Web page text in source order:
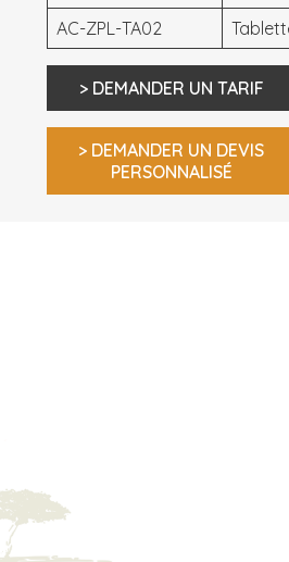
AC-ZPL-TA02
> DEMANDER UN TARIF
> DEMANDER UN DEVIS
PERSONNALISÉ